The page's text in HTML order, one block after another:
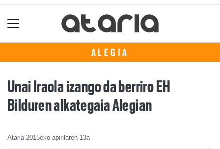
ALEGIA
Unai Iraola izango da berriro EH
Bilduren alkategaia Alegian
Ataria 2015eko apirilaren 13a